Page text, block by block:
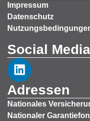
Impressum
Datenschutz
Social Media
Adressen
Nationales
Nationaler